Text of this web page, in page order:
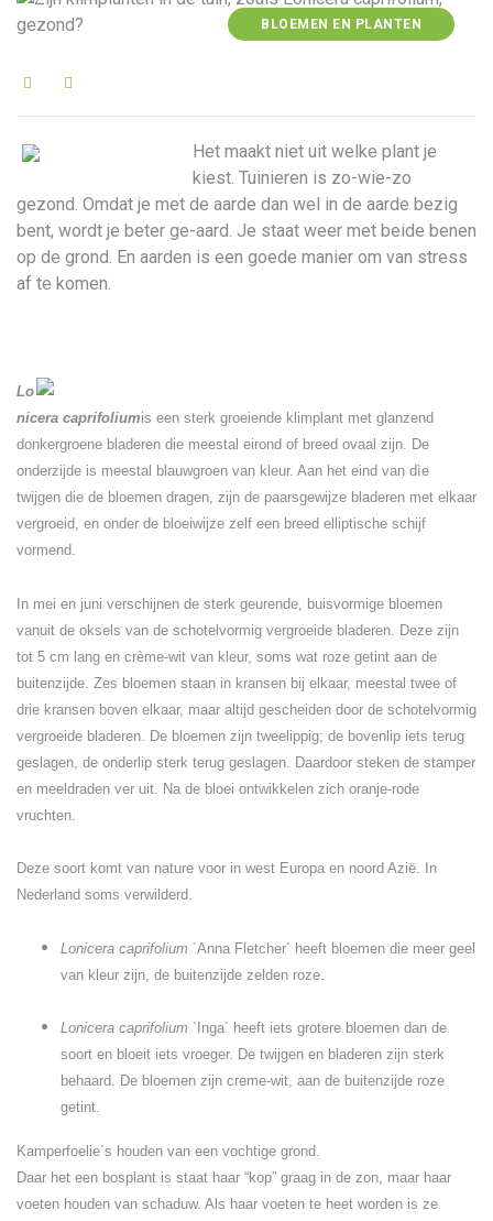
BLOEMEN EN PLANTEN
Het maakt niet uit welke plant je
kiest. Tuinieren is zo-wie-zo
gezond. Omdat je met de aarde dan wel in de aarde bezig
bent, wordt je beter ge-aard. Je staat weer met beide benen
op de grond. En aarden is een goede manier om van stress
af te komen.
Lo
nicera caprifoliumis een sterk groeiende klimplant met glanzend
donkergroene bladeren die meestal eirond of breed ovaal zijn. De
onderzijde is meestal blauwgroen van kleur. Aan het eind van dìe
twijgen die de bloemen dragen, zijn de paarsgewijze bladeren met elkaar
vergroeid, en onder de bloeiwijze zelf een breed elliptische schijf
vormend.
In mei en juni verschijnen de sterk geurende, buisvormige bloemen
vanuit de oksels van de schotelvormig vergroeide bladeren. Deze zijn
tot 5 cm lang en crème-wit van kleur, soms wat roze getint aan de
buitenzijde. Zes bloemen staan in kransen bij elkaar, meestal twee of
drie kransen boven elkaar, maar altijd gescheiden door de schotelvormig
vergroeide bladeren. De bloemen zijn tweelippig; de bovenlip iets terug
geslagen, de onderlip sterk terug geslagen. Daardoor steken de stamper
en meeldraden ver uit. Na de bloei ontwikkelen zich oranje-rode
vruchten.
Deze soort komt van nature voor in west Europa en noord Azië. In
Nederland soms verwilderd.
Lonicera caprifolium ´Anna Fletcher´ heeft bloemen die meer geel
van kleur zijn, de buitenzijde zelden roze.
Lonicera caprifolium `Inga´ heeft iets grotere bloemen dan de
soort en bloeit iets vroeger. De twijgen en bladeren zijn sterk
behaard. De bloemen zijn creme-wit, aan de buitenzijde roze
getint.
Kamperfoelie´s houden van een vochtige grond.
Daar het een bosplant is staat haar “kop” graag in de zon, maar haar
voeten houden van schaduw. Als haar voeten te heet worden is ze